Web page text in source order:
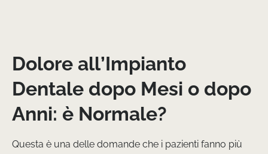
Dolore all’Impianto
Dentale dopo Mesi o dopo
Anni: è Normale?
Questa è una delle domande che i pazienti fanno più